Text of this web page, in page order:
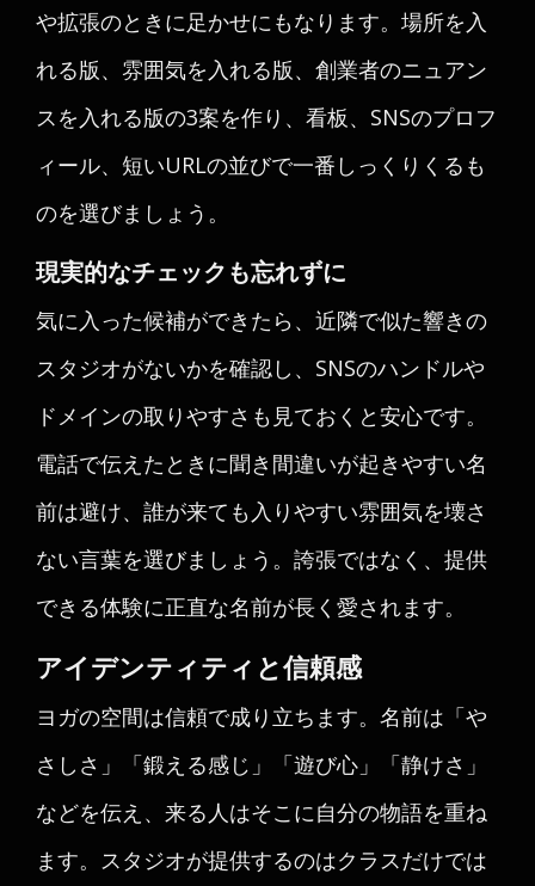
や拡張のときに足かせにもなります。場所を入
れる版、雰囲気を入れる版、創業者のニュアン
スを入れる版の3案を作り、看板、SNSのプロフ
ィール、短いURLの並びで一番しっくりくるも
のを選びましょう。
現実的なチェックも忘れずに
気に入った候補ができたら、近隣で似た響きの
スタジオがないかを確認し、SNSのハンドルや
ドメインの取りやすさも見ておくと安心です。
電話で伝えたときに聞き間違いが起きやすい名
前は避け、誰が来ても入りやすい雰囲気を壊さ
ない言葉を選びましょう。誇張ではなく、提供
できる体験に正直な名前が長く愛されます。
アイデンティティと信頼感
ヨガの空間は信頼で成り立ちます。名前は「や
さしさ」「鍛える感じ」「遊び心」「静けさ」
などを伝え、来る人はそこに自分の物語を重ね
ます。スタジオが提供するのはクラスだけでは